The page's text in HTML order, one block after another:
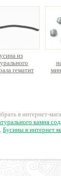
из
гематит
в интернет-
камня
, Бусины в интернет